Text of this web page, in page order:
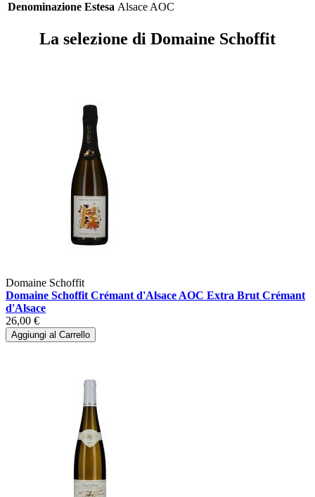
Denominazione Estesa Alsace AOC
La selezione di Domaine Schoffit
Domaine Schoffit
Domaine Schoffit Crémant d'Alsace AOC Extra Brut Crémant
d'Alsace
26,00 €
Aggiungi al Carrello